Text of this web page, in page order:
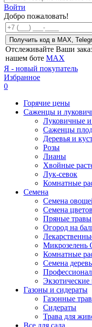
Войти
Добро пожаловать!
Получить код в MAX,
Отслеживайте Ваши
нашем боте MAX
Я - новый покупатель
Избранное
0
Горячие цены
Саженцы и
Луковичные
Саженцы
Деревья и
Розы
Лианы
Хвойные
Лук-севок
Комнатные
Семена
Семена
Семена цветов
Пряные травы
Огород на
Комнатные
Семена
Экзотические
Газоны и сидераты
Газонные
Сидераты
Трава для